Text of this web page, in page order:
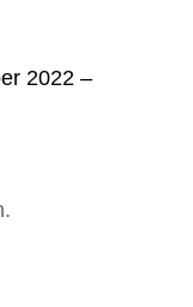
2022 –